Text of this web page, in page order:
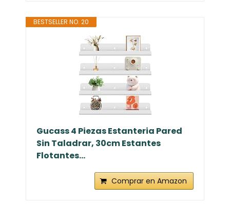
BESTSELLER NO. 20
Gucass 4 Piezas Estanteria Pared
Sin Taladrar, 30cm Estantes
Flotantes...
Comprar en Amazon